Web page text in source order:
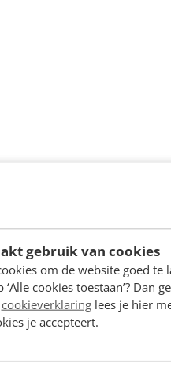
gebruik van cookies
om de website goed te
cookies toestaan’? Dan
cookieverklaringlees je hier
je accepteert.